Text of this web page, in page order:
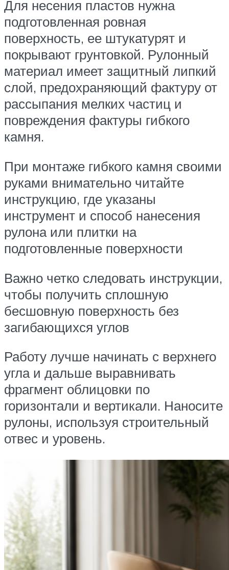
Для несения пластов нужна
подготовленная ровная
поверхность, ее штукатурят и
покрывают грунтовкой. Рулонный
материал имеет защитный липкий
слой, предохраняющий фактуру от
рассыпания мелких частиц и
повреждения фактуры гибкого
камня.
При монтаже гибкого камня своими
руками внимательно читайте
инструкцию, где указаны
инструмент и способ нанесения
рулона или плитки на
подготовленные поверхности
Важно четко следовать инструкции,
чтобы получить сплошную
бесшовную поверхность без
загибающихся углов
Работу лучше начинать с верхнего
угла и дальше выравнивать
фрагмент облицовки по
горизонтали и вертикали. Наносите
рулоны, используя строительный
отвес и уровень.